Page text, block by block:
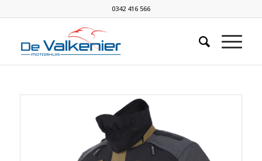
0342 416 566